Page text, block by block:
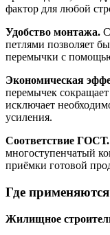
фактор для любой
Удобство монтажа.
петлями позволяет
перемычки с
Экономическая
перемычек
исключает
усиления.
Соответствие ГОСТ.
многоступенчатый
приёмки готовой
Где
Жилищное